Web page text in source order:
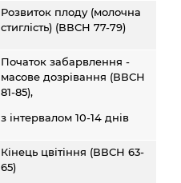
Розвиток плоду (молочна
стиглість) (ВВСН 77-79)
Початок забарвлення -
масове дозрівання (ВВСН
81-85),
з інтервалом 10-14 днів
Кінець цвітіння (ВВСН 63-
65)